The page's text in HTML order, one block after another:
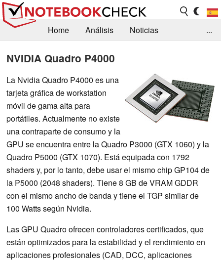
Home Análisis
Noticias
Contacto
...
NVIDIA Quadro P4000
La Nvidia Quadro P4000 es una
tarjeta gráfica de workstation
móvil de gama alta para
portátiles. Actualmente no existe
una contraparte de consumo y la
GPU se encuentra entre la Quadro P3000 (GTX 1060) y la
Quadro P5000 (GTX 1070). Está equipada con 1792
shaders y, por lo tanto, debe usar el mismo chip GP104 de
la P5000 (2048 shaders). Tiene 8 GB de VRAM GDDR
con el mismo ancho de banda y tiene el TGP similar de
100 Watts según Nvidia.
Las GPU Quadro ofrecen controladores certificados, que
están optimizados para la estabilidad y el rendimiento en
aplicaciones profesionales (CAD, DCC, aplicaciones